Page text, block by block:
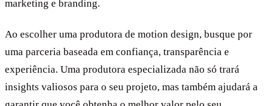
marketing e branding.
Ao escolher uma produtora de motion design, busque por
uma parceria baseada em confiança, transparência e
experiência. Uma produtora especializada não só trará
insights valiosos para o seu projeto, mas também ajudará a